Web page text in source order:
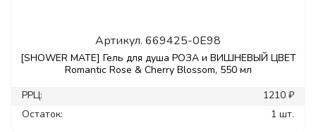
Артикул. 669425-0E98
[SHOWER MATE] Гель для душа РОЗА и ВИШНЕВЫЙ ЦВЕТ
Romantic Rose & Cherry Blossom, 550 мл
РРЦ:
1210 ₽
Остаток:
1 шт.